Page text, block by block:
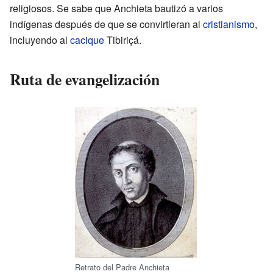
religiosos. Se sabe que Anchieta bautizó a varios
indígenas después de que se convirtieran al cristianismo,
incluyendo al caciqueTibiriçá.
Ruta de evangelización
Retrato del Padre Anchieta